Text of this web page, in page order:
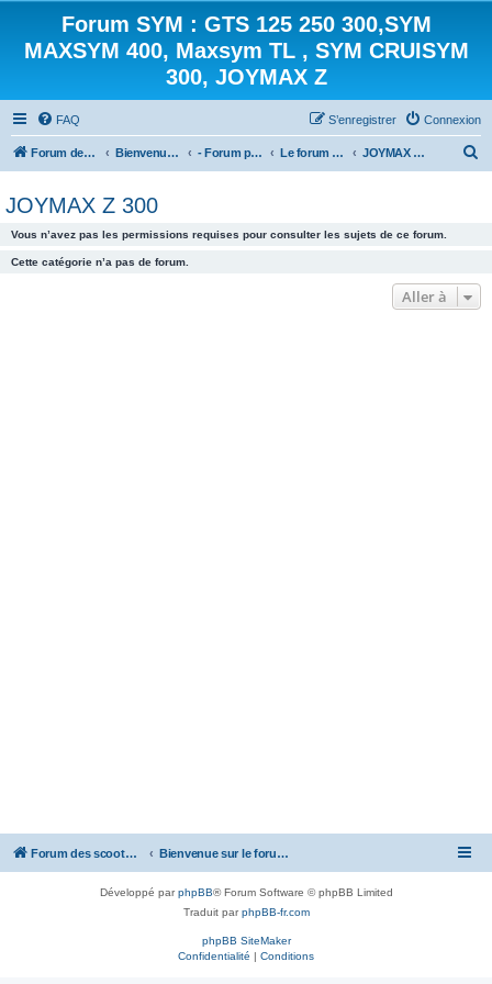
Forum SYM : GTS 125 250 300,SYM
MAXSYM 400, Maxsym TL , SYM CRUISYM
300, JOYMAX Z
FAQ Connexion
S’enregistrer
Forum des scooters SYM - GTS -MAXSYM - CRUISYM - JOYMAX - Maxsym TL Bienvenue sur le forum des scooters de la gamme SYM - Forum principal - Le forum des Scooters SYM JOYMAX Z 300
r
c
JOYMAX Z 300
Vous n’avez pas les permissions requises pour consulter les sujets de ce forum.
Cette catégorie n’a pas de forum.
Aller à
Forum des scooters SYM - GTS -MAXSYM - CRUISYM - JOYMAX - Maxsym TL Bienvenue sur le forum des scooters de la gamme SYM
Développé parphpBB® Forum Software © phpBB Limited
Traduit parphpBB-fr.com
phpBB SiteMaker
Confidentialité | Conditions